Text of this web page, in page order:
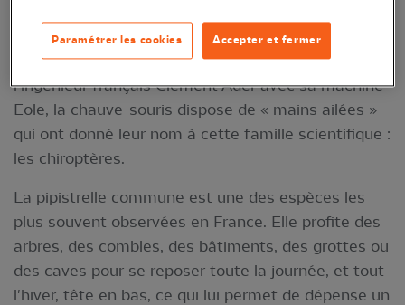
Son vol battu a inspiré de grands scientifiques,
comme Léonard De Vinci avec son ornithoptère ou
l'ingénieur français Clément Ader avec sa machine
Eole, la chauve-souris dispose de « mains ailées »
qui ont donné leur nom à cette famille scientifique :
les chiroptères.
La pipistrelle commune est une des espèces les
plus souvent observées en France. Elle profite des
arbres, des combles, des bâtiments, des grottes ou
des caves pour se reposer toute la journée, et tout
l'hiver, tête en bas, ce qui lui permet de dépense un
Accepter et fermer
Paramétrer les cookies